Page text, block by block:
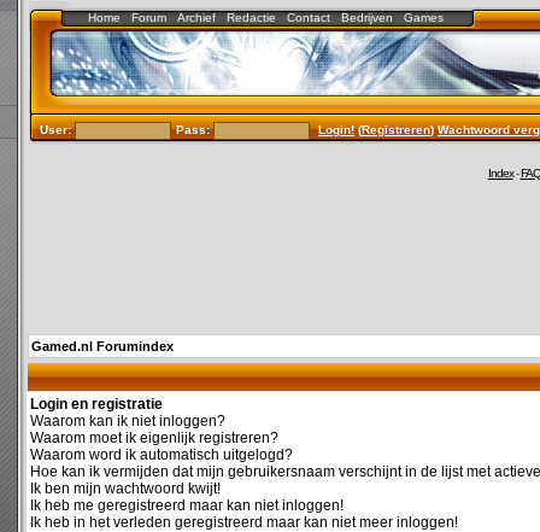
Home Forum Archief Redactie Contact Bedrijven Games
User: Pass: Login!(Registreren)Wachtwoord
Index-FAQ
Gamed.nl Forumindex
Login en registratie
Waarom kan ik niet inloggen?
Waarom moet ik eigenlijk registreren?
Waarom word ik automatisch uitgelogd?
Hoe kan ik vermijden dat mijn gebruikersnaam verschijnt in de lijst met
Ik ben mijn wachtwoord kwijt!
Ik heb me geregistreerd maar kan niet inloggen!
Ik heb in het verleden geregistreerd maar kan niet meer inloggen!